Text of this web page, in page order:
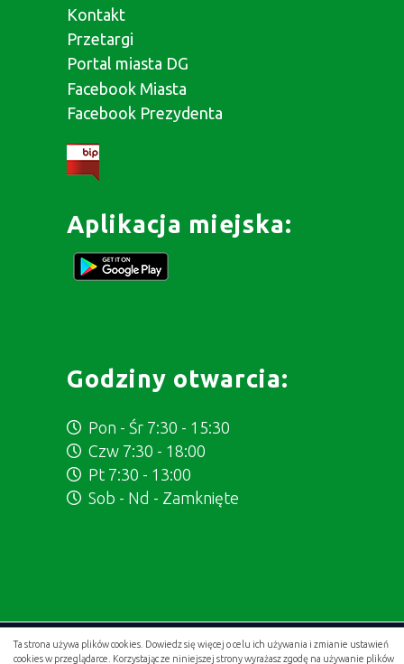
Ta strona używa plików cookies. Dowiedz się więcej o celu ich używania i zmianie ustawień
cookies w przeglądarce. Korzystając ze niniejszej strony wyrażasz zgodę na używanie plików
Kontakt
Przetargi
Portal miasta DG
Facebook Miasta
Facebook Prezydenta
Aplikacja miejska:
Godziny otwarcia:
Pon - Śr 7:30 - 15:30
Czw 7:30 - 18:00
Pt 7:30 - 13:00
Sob - Nd - Zamknięte
Projekt i wykonanie:.gold studio digital